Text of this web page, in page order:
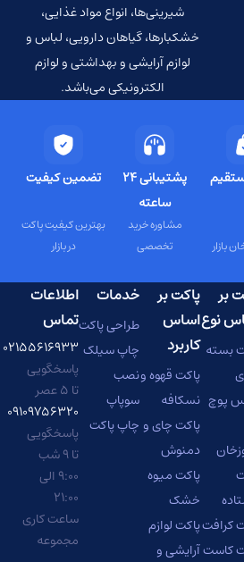
شیرینی‌ها، انواع مواد غذایی،
خشکبارها، گیاهان دارویی، لباس و
لوازم آرایشی و بهداشتی و لوازم
الکترونیکی می‌باشد.
بازار
پشتیبانی 24
ساعته
مشاوره خرید
تخصصی
تضمین کیفیت
بهترین کیفیت پاکت
در بازار
بر
نوع
بسته
پوچ
کرافت
کاست
پاکت بر
اساس
کاربرد
پاکت قهوه و
نسکافه
پاکت چای و
دمنوش
پاکت میوه
خشک
پاکت لوازم
آرایشی و
خدمات
طراحی پاکت
چاپ سیلک
نصب
سوپاپ
چاپ پاکت
اطلاعات
تماس
۰۲۱۵۵۶۱۶۹۳۳
پاسخگویی
تا ۵ عصر
۰۹۱۰۹۷۵۶۳۲۰
پاسخگویی
تا ۹ شب
۹:۰۰ الی
۲۱:۰۰
ساعت کاری
مجموعه